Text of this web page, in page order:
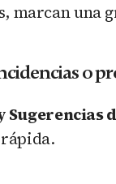
marcan una
o
Sugerencias